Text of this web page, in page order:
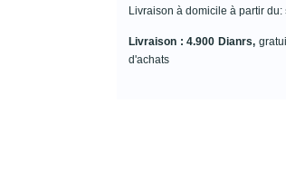
Livraison à domicile à partir du:
Livraison : 4.900 Dianrs,
d'achats